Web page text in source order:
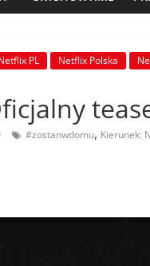
PL Netflix Polska
#zostanwdomu, Kierunek: